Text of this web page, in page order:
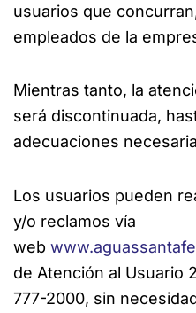
usuarios que
empleados de la
Mientras tanto, la
será discontinuada,
adecuaciones
Los usuarios pueden
y/o reclamos vía
web
de Atención al Usuario
777-2000, sin